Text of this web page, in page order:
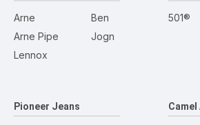
Arne
Arne Pipe
Lennox
Ben
Jogn
501®
Pioneer Jeans